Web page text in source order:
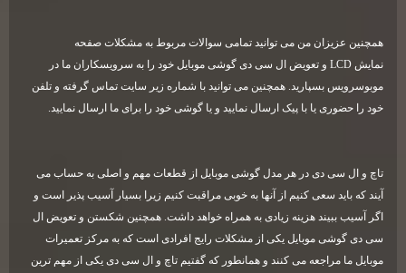
همچنین عزیزان من می توانید تمامی سوالات مربوط به مشکلات صفحه
نمایشLCDو تعویض ال سی دی گوشی موبایل خود را به سرویسکاران ما در
موبوسرویس بسپارید. همچنین می توانید با شماره زیر سایت تماس گرفته و تلفن
خود را حضوری یا با پیک ارسال نمایید و یا گوشی خود را برای ما ارسال نمایید.
تاچ و ال سی دی در هر مدل گوشی موبایل از قطعات مهم و اصلی به حساب می
آیند که باید سعی کنیم از آنها به خوبی مراقبت کنیم زیرا بسیار آسیب پذیر است و
اگر آسیب ببیند هزینه زیادی به همراه خواهد داشت. همچنین شکستن و تعویض ال
سی دی گوشی موبایل یکی از مشکلات رایج افرادی است که به مرکز تعمیرات
موبایل ما مراجعه می کنند و همانطور که گفتیم تاچ و ال سی دی یکی از مهم ترین